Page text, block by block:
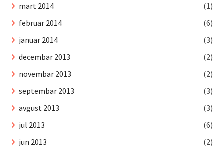
mart 2014
(1)
februar 2014
(6)
januar 2014
(3)
decembar 2013
(2)
novembar 2013
(2)
septembar 2013
(3)
avgust 2013
(3)
jul 2013
(6)
jun 2013
(2)